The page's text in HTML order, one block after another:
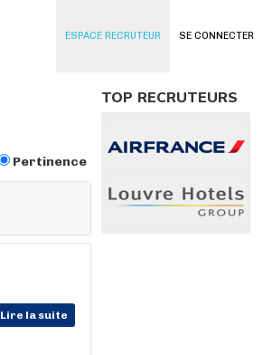
SE CONNECTER
ESPACE RECRUTEUR
Pertinence
Lire la suite
TOP RECRUTEURS